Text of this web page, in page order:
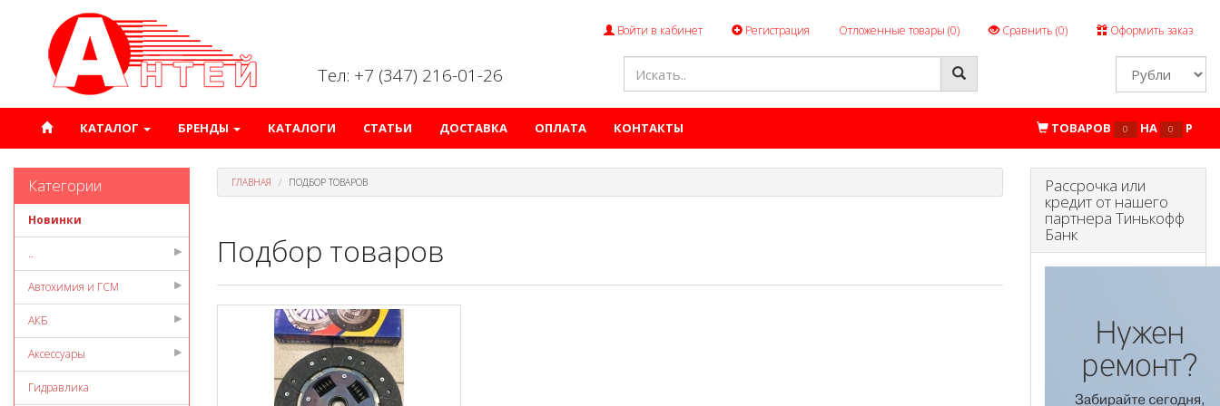
Войти в кабинет Регистрация Отложенные товары (0) Сравнить (0) Оформить заказ
Тел: +7 (347) 216-01-26
КАТАЛОГ БРЕНДЫ КАТАЛОГИ СТАТЬИ ДОСТАВКА ОПЛАТА КОНТАКТЫ ТОВАРОВ 0 НА 0 P
Категории
Новинки
..
Автохимия и ГСМ
АКБ
Аксессуары
Гидравлика
ГЛАВНАЯ ПОДБОР ТОВАРОВ
Подбор товаров
Рассрочка или
кредит от нашего
партнера Тинькофф
Банк